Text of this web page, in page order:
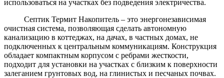
использоваться на участках без подведения электричества.
Септик Термит Накопитель – это энергонезависимая
очистная система, позволяющая сделать автономную
канализацию в коттеджах, на дачах, в частных домах, не
подключенных к центральным коммуникациям. Конструкция
обладает компактным корпусом с ребрами жесткости,
подходит для установки на участках с близким к поверхности
залеганием грунтовых вод, на глинистых и песчаных почвах.